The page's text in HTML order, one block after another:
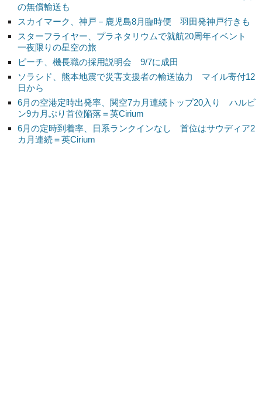
の無償輸送も
スカイマーク、神戸－鹿児島8月臨時便 羽田発神戸行きも
スターフライヤー、プラネタリウムで就航20周年イベント
一夜限りの星空の旅
ピーチ、機長職の採用説明会 9/7に成田
ソラシド、熊本地震で災害支援者の輸送協力 マイル寄付12
日から
6月の空港定時出発率、関空7カ月連続トップ20入り ハルビ
ン9カ月ぶり首位陥落＝英Cirium
6月の定時到着率、日系ランクインなし 首位はサウディア2
カ月連続＝英Cirium